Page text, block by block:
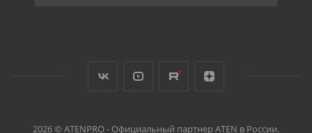
2026 © ATENPRO - Официальный партнер ATEN в России.